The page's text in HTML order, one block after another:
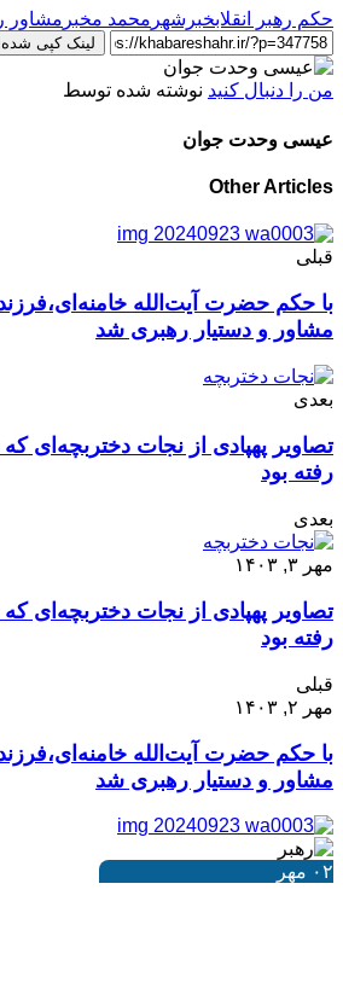
حکم رهبر انقلابخبرشهر محمد مخبر مشاور
لینک کپی
من را دنبال کنید نوشته شده توسط
عیسی وحدت جوان
Other Articles
قبلی
با حکم حضرت آیت‌الله
مشاور و دستیار رهبری شد
بعدی
تصاویر پهپادی از نجات دختربچه‌ای
رفته بود
بعدی
مهر ۳, ۱۴۰۳
تصاویر پهپادی از نجات دختربچه‌ای
رفته بود
قبلی
مهر ۲, ۱۴۰۳
با حکم حضرت آیت‌الله
مشاور و دستیار رهبری شد
۰۲ مهر